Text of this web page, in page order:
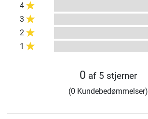
4
3
2
1
0 af 5 stjerner
(0 Kundebedømmelser)